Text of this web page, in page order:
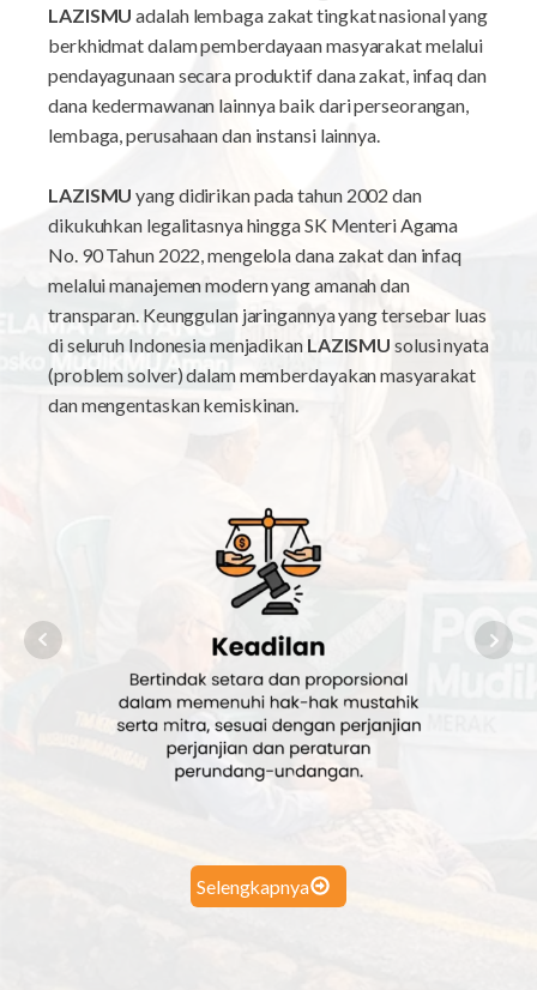
LAZISMU adalah lembaga zakat tingkat nasional yang
berkhidmat dalam pemberdayaan masyarakat melalui
pendayagunaan secara produktif dana zakat, infaq dan
dana kedermawanan lainnya baik dari perseorangan,
lembaga, perusahaan dan instansi lainnya.
LAZISMU yang didirikan pada tahun 2002 dan
dikukuhkan legalitasnya hingga SK Menteri Agama
No. 90 Tahun 2022, mengelola dana zakat dan infaq
melalui manajemen modern yang amanah dan
transparan. Keunggulan jaringannya yang tersebar luas
di seluruh Indonesia menjadikan LAZISMU solusi nyata
(problem solver) dalam memberdayakan masyarakat
dan mengentaskan kemiskinan.
Selengkapnya